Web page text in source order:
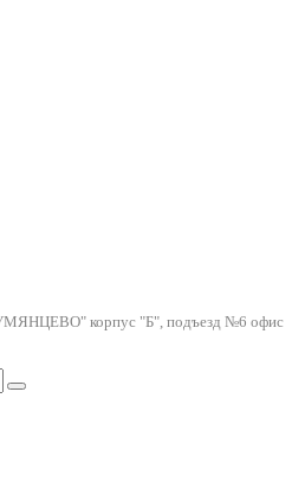
корпус "Б", подъезд №6 офис